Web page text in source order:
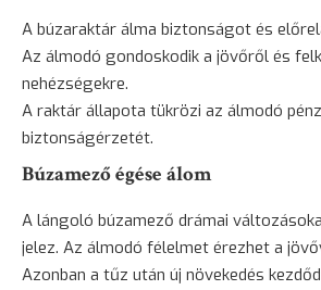
A búzaraktár álma biztonságot és
Az álmodó gondoskodik a jövőről és
nehézségekre.
A raktár állapota tükrözi az álmodó
biztonságérzetét.
Búzamező égése álom
A lángoló búzamező drámai
jelez. Az álmodó félelmet érezhet a
Azonban a tűz után új növekedés